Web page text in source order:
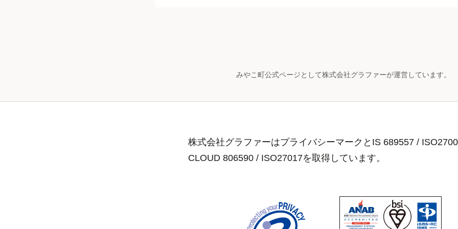
みやこ町公式ページとして株式会社グラファーが運営しています。
株式会社グラファーはプライバシーマークとIS 689557 /
CLOUD 806590 / ISO27017を取得しています。